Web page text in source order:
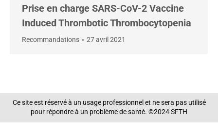
Prise en charge SARS-CoV-2 Vaccine
Induced Thrombotic Thrombocytopenia
Recommandations 27 avril 2021
Ce site est réservé à un usage professionnel et ne sera pas utilisé
pour répondre à un problème de santé. ©2024 SFTH